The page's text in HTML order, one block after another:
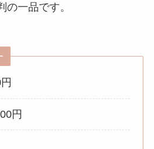
の一品です。
円